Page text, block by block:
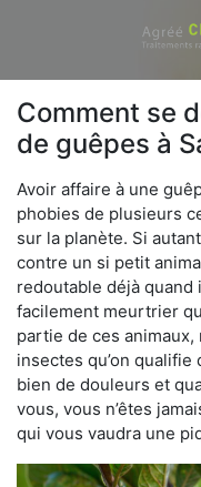
Comment se
de guêpes à
Avoir affaire à une
phobies de plusieurs
sur la planète. Si
contre un si petit
redoutable déjà quand
facilement meurtrier
partie de ces
insectes qu’on qualifie
bien de douleurs et
vous, vous n’êtes
qui vous vaudra une